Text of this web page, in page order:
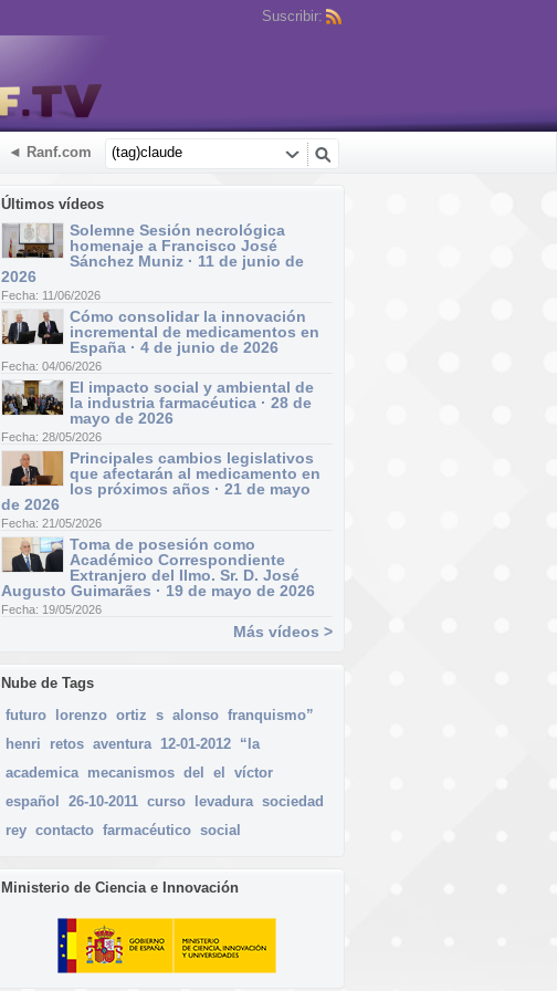
Suscribir:
◄ Ranf.com
Últimos vídeos
Solemne Sesión necrológica
homenaje a Francisco José
Sánchez Muniz · 11 de junio de
2026
Fecha: 11/06/2026
Cómo consolidar la innovación
incremental de medicamentos en
España · 4 de junio de 2026
Fecha: 04/06/2026
El impacto social y ambiental de
la industria farmacéutica · 28 de
mayo de 2026
Fecha: 28/05/2026
Principales cambios legislativos
que afectarán al medicamento en
los próximos años · 21 de mayo
de 2026
Fecha: 21/05/2026
Toma de posesión como
Académico Correspondiente
Extranjero del Ilmo. Sr. D. José
Augusto Guimarães · 19 de mayo de 2026
Fecha: 19/05/2026
Más vídeos >
Nube de Tags
futuro
lorenzo ortiz s alonso franquismo”
henri
retos aventura 12-01-2012 “la
academica mecanismos del el
víctor
español
26-10-2011 curso levadura sociedad
rey contacto farmacéutico social
Ministerio de Ciencia e Innovación